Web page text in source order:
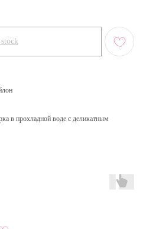
в прохладной воде с деликатным